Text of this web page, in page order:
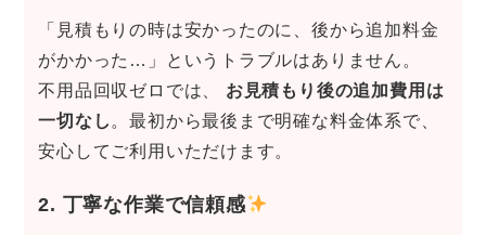
「見積もりの時は安かったのに、後から追加料金
がかかった…」というトラブルはありません。
不用品回収ゼロでは、 お見積もり後の追加費用は
一切なし 。最初から最後まで明確な料金体系で、
安心してご利用いただけます。
2. 丁寧な作業で信頼感